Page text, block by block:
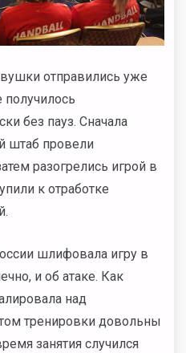
отправились уже
получилось
без пауз. Сначала
штаб провели
разогрелись игрой в
к отработке
шлифовала игру в
и об атаке. Как
над
тренировки довольны
занятия случился